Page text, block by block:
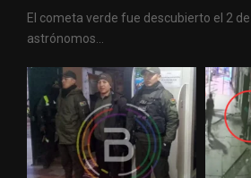
El cometa verde fue descubierto el 2
astrónomos...